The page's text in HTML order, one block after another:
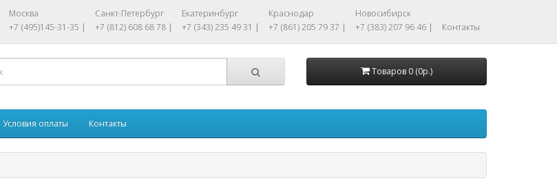
Москва
+7 (495)145-31-35 |
Санкт-Петербург
+7 (812) 608 68 78 |
Екатеринбург
+7 (343) 235 49 31 |
Краснодар
+7 (861) 205 79 37 |
Новосибирск
+7 (383) 207 96 46 |
Контакты
Товаров 0 (0р.)
Условия оплаты Контакты